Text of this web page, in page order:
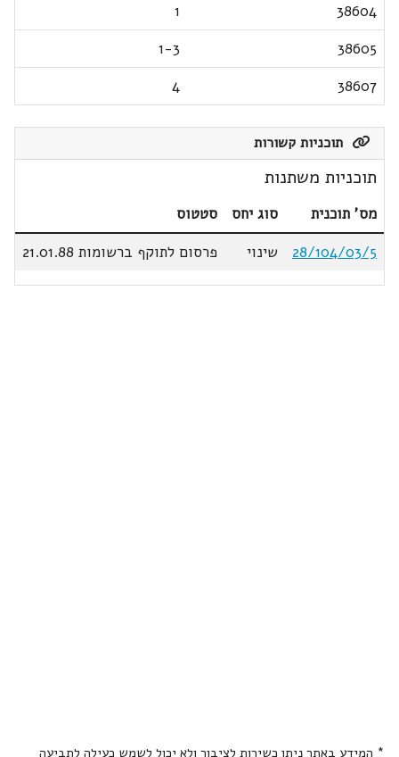
38604
1
38605
1-3
38607
4
תוכניות קשורות
תוכניות משתנות
מס' תוכנית סוג יחס
סטטוס
28/104/03/5
שינוי פרסום לתוקף ברשומות 21.01.88
* המידע באתר ניתן כשירות לציבור ולא יכול לשמש כעילה לתביעה